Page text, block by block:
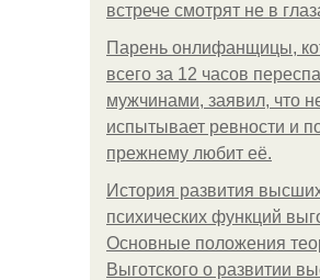
встрече смотрят не в
Парень онлифанщицы,
всего за 12 часов
мужчинами, заявил, что
испытывает ревности и
прежнему любит её.
История развития
психических функций
Основные положения
Выготского о развитии